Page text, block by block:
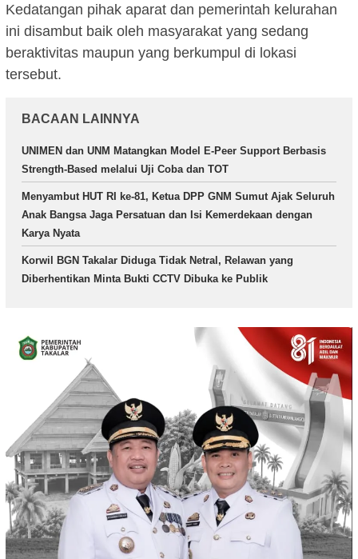
Kedatangan pihak aparat dan pemerintah kelurahan
ini disambut baik oleh masyarakat yang sedang
beraktivitas maupun yang berkumpul di lokasi
tersebut.
BACAAN LAINNYA
UNIMEN dan UNM Matangkan Model E-Peer Support Berbasis
Strength-Based melalui Uji Coba dan TOT
Menyambut HUT RI ke-81, Ketua DPP GNM Sumut Ajak Seluruh
Anak Bangsa Jaga Persatuan dan Isi Kemerdekaan dengan
Karya Nyata
Korwil BGN Takalar Diduga Tidak Netral, Relawan yang
Diberhentikan Minta Bukti CCTV Dibuka ke Publik